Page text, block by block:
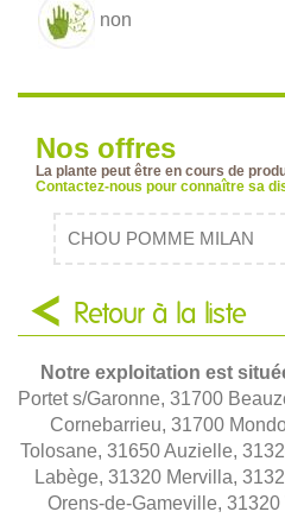
non
Nos offres
La plante peut être en cours de
Contactez-nous pour connaître sa
CHOU POMME MILAN
Retour à la liste
Notre exploitation est
Portet s/Garonne, 31700
Cornebarrieu, 31700
Tolosane, 31650 Auzielle,
Labège, 31320 Mervilla,
Orens-de-Gameville,